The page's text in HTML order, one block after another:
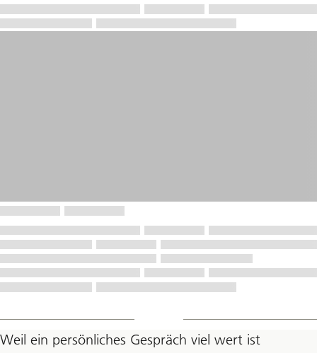
Weil ein persönliches Gespräch viel wert ist